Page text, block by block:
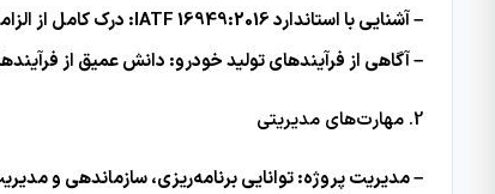
– آشنایی با استاندارد IATF 16949:2016: درک کامل از الزامات این استاندارد و توانایی تفسیر و پیاده‌سازی آن در سازمان.
– آگاهی از فرآیندهای تولید خودرو: دانش عمیق از
2. مهارت‌های مدیریتی
– مدیریت پروژه: توانایی برنامه‌ریزی، سازماندهی و